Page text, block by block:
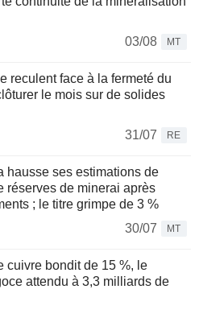
03/08
MT
reculent face à la fermeté du
le mois sur de solides
31/07
RE
hausse ses estimations de
réserves de minerai après
; le titre grimpe de 3 %
30/07
MT
cuivre bondit de 15 %, le
attendu à 3,3 milliards de